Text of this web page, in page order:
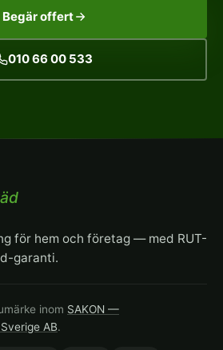
Begär offert
010 66 00 533
för hem och företag — med RUT-
garanti.
inom SAKON —
AB.